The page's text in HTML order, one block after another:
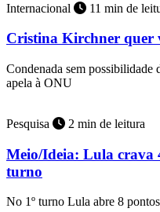
Internacional 11 min de
Cristina Kirchner quer
Condenada sem possibilidade
apela à ONU
Pesquisa 2 min de leitura
Meio/Ideia: Lula crava
turno
No 1º turno Lula abre 8